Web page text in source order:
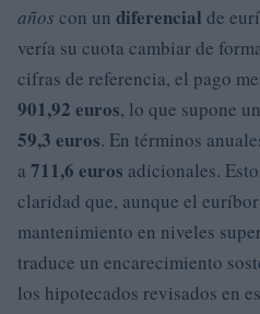
años con un diferencial de
vería su cuota cambiar de
cifras de referencia, el pago
901,92 euros, lo que supone
59,3 euros. En términos
a 711,6 euros adicionales.
claridad que, aunque el
mantenimiento en niveles
traduce un encarecimiento
los hipotecados revisados en